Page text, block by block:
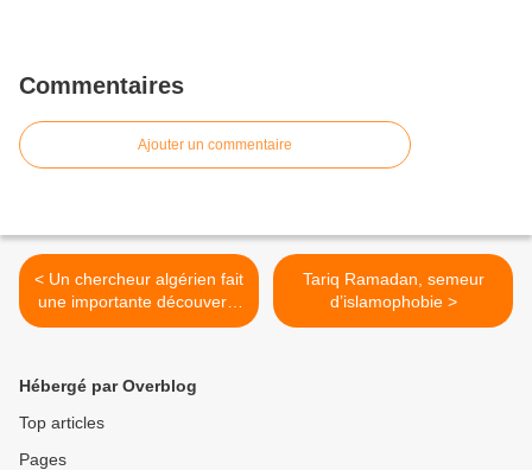
Commentaires
Ajouter un commentaire
< Un chercheur algérien fait
une importante découverte
: Nouvel espoir pour le
Tariq Ramadan, semeur
d’islamophobie >
Hébergé par Overblog
Top articles
Pages